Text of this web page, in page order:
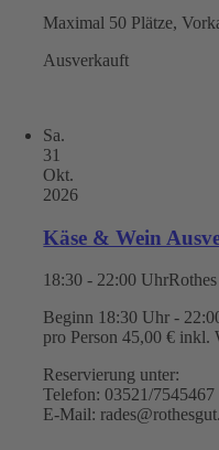
Maximal 50 Plätze,
Ausverkauft
Sa.
31
Okt.
2026
Käse & Wein
18:30 - 22:00 Uhr
Beginn 18:30 Uhr -
pro Person 45,00 € inkl.
Reservierung unter:
Telefon: 03521/7545467
E-Mail: